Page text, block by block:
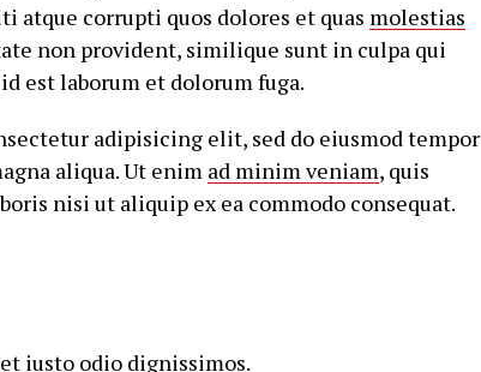
atque corrupti quos dolores et quas molestias
non provident, similique sunt in culpa qui
est laborum et dolorum fuga.
adipisicing elit, sed do eiusmod tempor
aliqua. Ut enim ad minim veniam, quis
nisi ut aliquip ex ea commodo consequat.
iusto odio dignissimos.